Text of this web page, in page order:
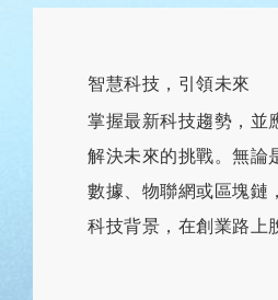
智慧科技，引領未來
掌握最新科技趨勢，並
解決未來的挑戰。無論
數據、物聯網或區塊鏈
科技背景，在創業路上